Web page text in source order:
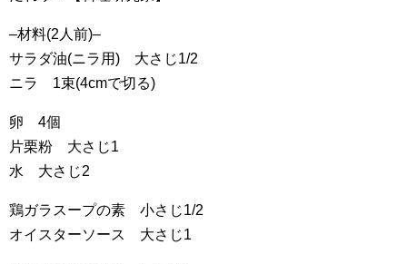
–材料(2人前)–
サラダ油(ニラ用) 大さじ1/2
ニラ 1束(4cmで切る)
卵 4個
片栗粉 大さじ1
水 大さじ2
鶏ガラスープの素 小さじ1/2
オイスターソース 大さじ1